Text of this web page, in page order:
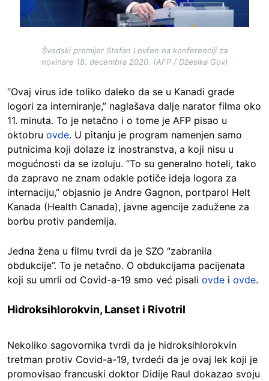
Švedski premijer Stefan Lovfen na konferenciji za
novinare 18. decembra 2020. (AFP / Džesika Gov)
“Ovaj virus ide toliko daleko da se u Kanadi grade
logori za interniranje,” naglašava dalje narator filma oko
11. minuta. To je netačno i o tome je AFP pisao u
oktobru ovde. U pitanju je program namenjen samo
putnicima koji dolaze iz inostranstva, a koji nisu u
mogućnosti da se izoluju. “To su generalno hoteli, tako
da zapravo ne znam odakle potiče ideja logora za
internaciju,” objasnio je Andre Gagnon, portparol Helt
Kanada (Health Canada), javne agencije zadužene za
borbu protiv pandemija.
Jedna žena u filmu tvrdi da je SZO “zabranila
obdukcije”. To je netačno. O obdukcijama pacijenata
koji su umrli od Covid-a-19 smo već pisali ovde i ovde.
Hidroksihlorokvin, Lanset i Rivotril
Nekoliko sagovornika tvrdi da je hidroksihlorokvin
tretman protiv Covid-a-19, tvrdeći da je ovaj lek koji je
promovisao francuski doktor Didije Raul dokazao svoju